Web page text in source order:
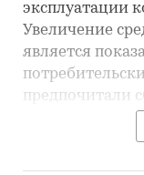
эксплуатации
Увеличение
является
предпочитали
обновление